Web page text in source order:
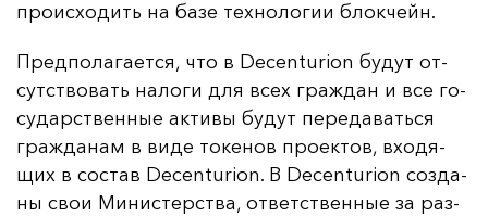
про­ис­хо­дить на ба­зе тех­но­ло­гии блок­чейн.
Пред­по­ла­га­ет­ся, что в Decenturion бу­дут от­
сутс­тво­вать на­ло­ги для всех граж­дан и все го­
су­дарс­твен­ные ак­ти­вы бу­дут пе­ре­да­вать­ся
граж­да­нам в ви­де то­ке­нов про­ек­тов, вхо­дя­
щих в сос­тав Decenturion. В Decenturion соз­да­
ны свои Ми­нис­терс­тва, от­ветс­твен­ные за раз­